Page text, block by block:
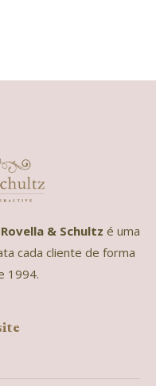
Rovella & Schultz é uma
cada cliente de forma
1994.